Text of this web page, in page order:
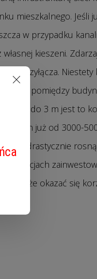
mieszkalnego. Jeśli
w przypadku
własnej kieszeni.
przyłącza.
pomiędzy
do 3 m jest to
on już od 3000-
te drastycznie
sytuacjach
może okazać się